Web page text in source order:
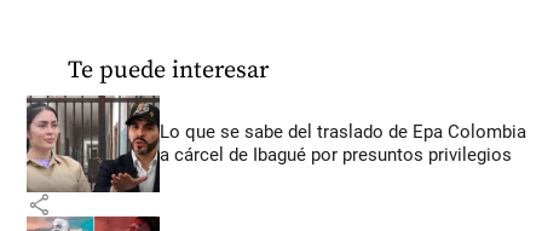
Te puede interesar
Lo que se sabe del traslado de Epa Colombia
a cárcel de Ibagué por presuntos privilegios
share